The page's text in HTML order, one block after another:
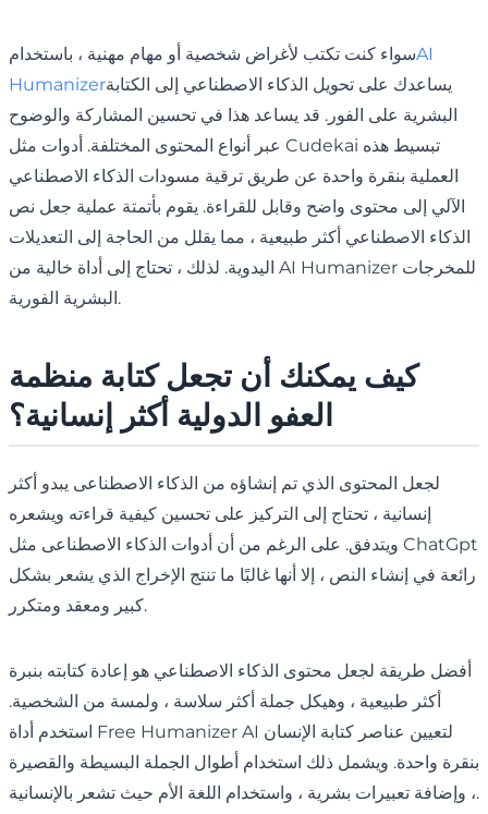
سواء كنت تكتب لأغراض شخصية أو مهام مهنية ، باستخدامAI
Humanizerيساعدك على تحويل الذكاء الاصطناعي إلى الكتابة
البشرية على الفور. قد يساعد هذا في تحسين المشاركة والوضوح
عبر أنواع المحتوى المختلفة. أدوات مثل Cudekai تبسيط هذه
العملية بنقرة واحدة عن طريق ترقية مسودات الذكاء الاصطناعي
الآلي إلى محتوى واضح وقابل للقراءة. يقوم بأتمتة عملية جعل نص
الذكاء الاصطناعي أكثر طبيعية ، مما يقلل من الحاجة إلى التعديلات
اليدوية. لذلك ، تحتاج إلى أداة خالية من AI Humanizer للمخرجات
البشرية الفورية.
كيف يمكنك أن تجعل كتابة منظمة
العفو الدولية أكثر إنسانية؟
لجعل المحتوى الذي تم إنشاؤه من الذكاء الاصطناعى يبدو أكثر
إنسانية ، تحتاج إلى التركيز على تحسين كيفية قراءته ويشعره
ويتدفق. على الرغم من أن أدوات الذكاء الاصطناعى مثل ChatGpt
رائعة في إنشاء النص ، إلا أنها غالبًا ما تنتج الإخراج الذي يشعر بشكل
كبير ومعقد ومتكرر.
أفضل طريقة لجعل محتوى الذكاء الاصطناعي هو إعادة كتابته بنبرة
أكثر طبيعية ، وهيكل جملة أكثر سلاسة ، ولمسة من الشخصية.
استخدم أداة Free Humanizer AI لتعيين عناصر كتابة الإنسان
بنقرة واحدة. ويشمل ذلك استخدام أطوال الجملة البسيطة والقصيرة
، وإضافة تعبيرات بشرية ، واستخدام اللغة الأم حيث تشعر بالإنسانية.